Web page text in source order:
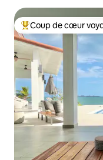
Coups de cœur
Coup de cœur